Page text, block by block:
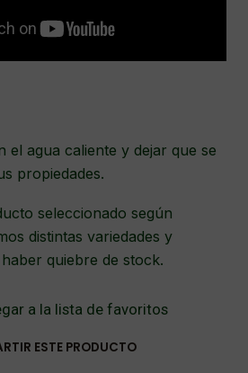
el agua caliente y dejar que se
propiedades.
seleccionado según
distintas variedades y
quiebre de stock.
a la lista de favoritos
ESTE PRODUCTO